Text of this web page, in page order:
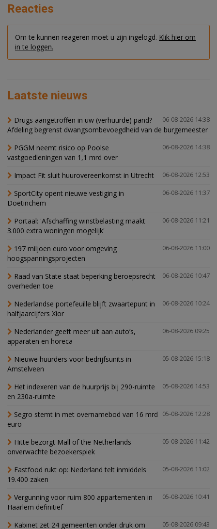
Reacties
Om te kunnen reageren moet u zijn ingelogd. Klik hier om
in te loggen.
Laatste nieuws
06-08-2026 14:38
Drugs aangetroffen in uw (verhuurde) pand?
Afdeling begrenst dwangsombevoegdheid van de burgemeester
06-08-2026 14:38
PGGM neemt risico op Poolse
vastgoedleningen van 1,1 mrd over
06-08-2026 12:53
Impact Fit sluit huurovereenkomst in Utrecht
06-08-2026 11:37
SportCity opent nieuwe vestiging in
Doetinchem
06-08-2026 11:21
Portaal: 'Afschaffing winstbelasting maakt
3.000 extra woningen mogelijk'
06-08-2026 11:00
197 miljoen euro voor omgeving
hoogspanningsprojecten
06-08-2026 10:47
Raad van State staat beperking beroepsrecht
overheden toe
06-08-2026 10:24
Nederlandse portefeuille blijft zwaartepunt in
halfjaarcijfers Xior
06-08-2026 09:25
Nederlander geeft meer uit aan auto’s,
apparaten en horeca
05-08-2026 15:18
Nieuwe huurders voor bedrijfsunits in
Amstelveen
05-08-2026 14:53
Het indexeren van de huurprijs bij 290-ruimte
en 230a-ruimte
05-08-2026 12:28
Segro stemt in met overnamebod van 16 mrd
euro
05-08-2026 11:42
Hitte bezorgt Mall of the Netherlands
onverwachte bezoekerspiek
05-08-2026 11:02
Fastfood rukt op: Nederland telt inmiddels
19.400 zaken
05-08-2026 10:41
Vergunning voor ruim 800 appartementen in
Haarlem definitief
05-08-2026 09:43
Kabinet zet 24 gemeenten onder druk om